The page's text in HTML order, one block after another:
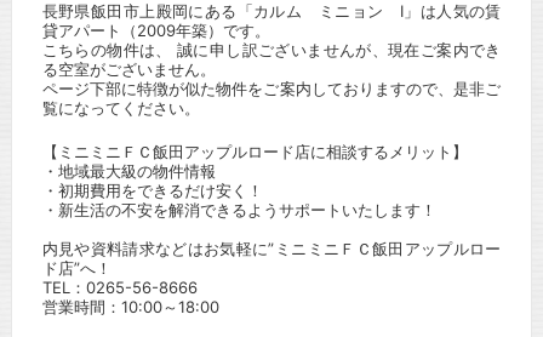
長野県飯田市上殿岡にある「カルム ミニョン Ⅰ」は人気の賃
貸アパート（2009年築）です。
こちらの物件は、 誠に申し訳ございませんが、現在ご案内でき
る空室がございません。
ページ下部に特徴が似た物件をご案内しておりますので、是非ご
覧になってください。
【ミニミニＦＣ飯田アップルロード店に相談するメリット】
・地域最大級の物件情報
・初期費用をできるだけ安く！
・新生活の不安を解消できるようサポートいたします！
内見や資料請求などはお気軽に”ミニミニＦＣ飯田アップルロー
ド店”へ！
TEL： 0265-56-8666
営業時間：10:00～18:00